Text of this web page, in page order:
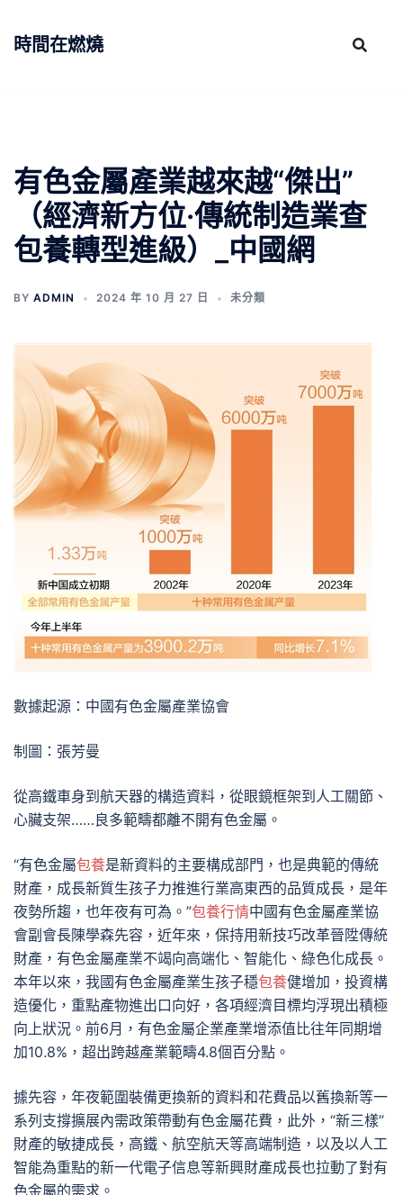
時間在燃燒
有色金屬產業越來越“傑出”
（經濟新方位·傳統制造業查
包養轉型進級）_中國網
BY ADMIN 2024 年 10 月 27 日 未分類
數據起源：中國有色金屬產業協會
制圖：張芳曼
從高鐵車身到航天器的構造資料，從眼鏡框架到人工關節、
心臟支架……良多範疇都離不開有色金屬。
“有色金屬包養是新資料的主要構成部門，也是典範的傳統
財產，成長新質生孩子力推進行業高東西的品質成長，是年
夜勢所趨，也年夜有可為。”包養行情中國有色金屬產業協
會副會長陳學森先容，近年來，保持用新技巧改革晉陞傳統
財產，有色金屬產業不竭向高端化、智能化、綠色化成長。
本年以來，我國有色金屬產業生孩子穩包養健增加，投資構
造優化，重點產物進出口向好，各項經濟目標均浮現出積極
向上狀況。前6月，有色金屬企業產業增添值比往年同期增
加10.8%，超出跨越產業範疇4.8個百分點。
據先容，年夜範圍裝備更換新的資料和花費品以舊換新等一
系列支撐擴展內需政策帶動有色金屬花費，此外，“新三樣”
財產的敏捷成長，高鐵、航空航天等高端制造，以及以人工
智能為重點的新一代電子信息等新興財產成長也拉動了對有
色金屬的需求。